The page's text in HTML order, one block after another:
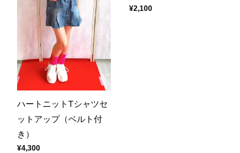
ハートニットTシャツセ
ットアップ（ベルト付
き）
¥4,300
¥2,100